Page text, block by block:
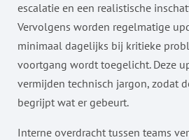
escalatie en een realistische
Vervolgens worden regelmatige
minimaal dagelijks bij kritieke
voortgang wordt toegelicht. Deze
vermijden technisch jargon, zodat
begrijpt wat er gebeurt.
Interne overdracht tussen teams